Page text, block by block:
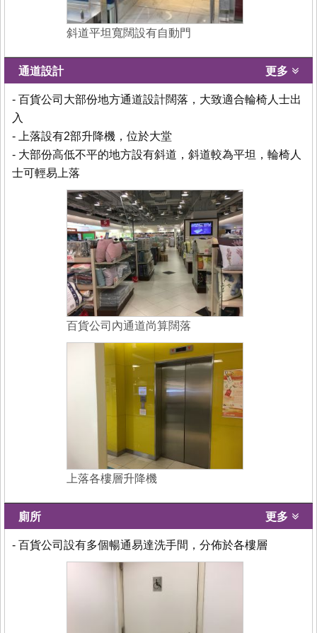
斜道平坦寬闊設有自動門
通道設計 更多
- 百貨公司大部份地方通道設計闊落，大致適合輪椅人士出
入
- 上落設有2部升降機，位於大堂
- 大部份高低不平的地方設有斜道，斜道較為平坦，輪椅人
士可輕易上落
百貨公司內通道尚算闊落
上落各樓層升降機
廁所 更多
- 百貨公司設有多個暢通易達洗手間，分佈於各樓層